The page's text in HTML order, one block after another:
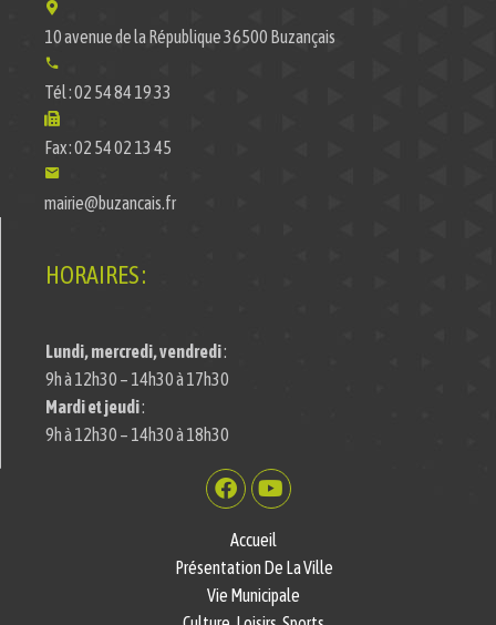
10 avenue de la République 36500 Buzançais
Tél : 02 54 84 19 33
Fax : 02 54 02 13 45
mairie@buzancais.fr
HORAIRES :
Lundi, mercredi, vendredi:
9h à 12h30 – 14h30 à 17h30
Mardi et jeudi:
9h à 12h30 – 14h30 à 18h30
Accueil
Présentation De La Ville
Vie Municipale